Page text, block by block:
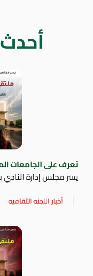
أحدث
تعرف على الجامعات
يسر مجلس إدارة النادي
أخبار اللجنه الثقافيه